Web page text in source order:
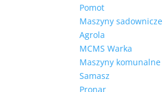
Pomot
Maszyny sadownicze
Agrola
MCMS Warka
Maszyny komunalne
Samasz
Pronar